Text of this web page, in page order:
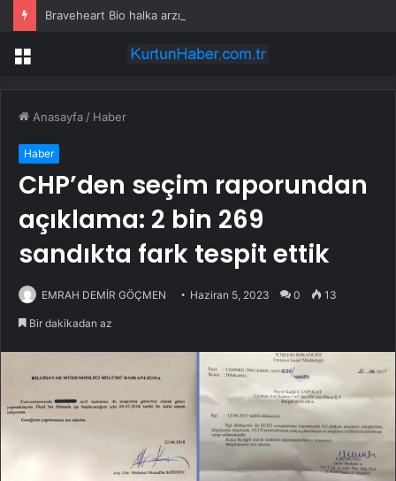
Menü
Anasayfa / Haber
Haber
CHP’den seçim raporundan
açıklama: 2 bin 269
sandıkta fark tespit ettik
EMRAH DEMİR GÖÇMEN Haziran 5, 2023 0 13
Bir dakikadan az